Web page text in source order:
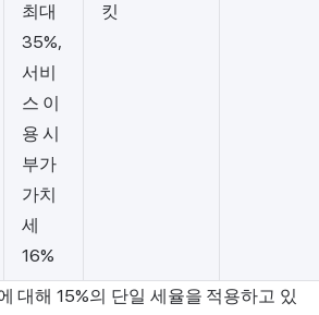
최대
35%,
서비
스 이
용 시
부가
가치
세
16%
킷
대해 15%의 단일 세율을 적용하고 있